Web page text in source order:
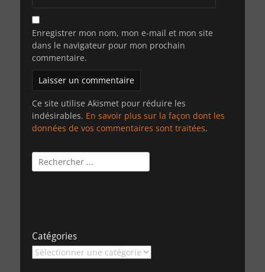
Enregistrer mon nom, mon e-mail et mon site
dans le navigateur pour mon prochain
commentaire.
Ce site utilise Akismet pour réduire les
indésirables. En savoir plus sur la façon dont les
données de vos commentaires sont traitées.
Rechercher :
Catégories
Catégories